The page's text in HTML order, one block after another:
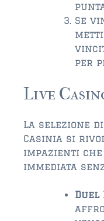
Se
per
Live
La selezione
Casinia si
impazienti
immediata
Duel